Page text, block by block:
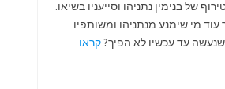
חלש, הטירוף של בנימין נתניהו וסייעניו בשיאו.
מי שימנע מנתניהו ומשותפיו
עד עכשיו לא הפיך?קראו